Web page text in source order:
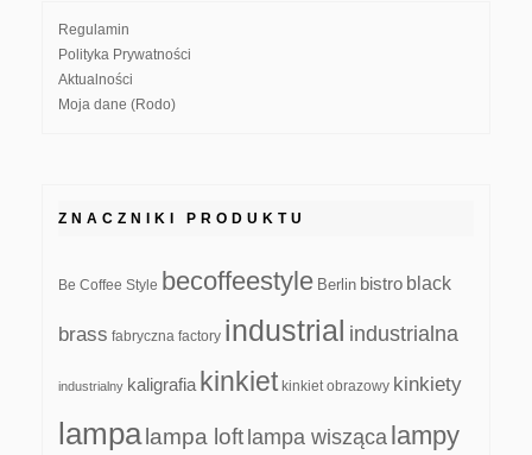
Regulamin
Polityka Prywatności
Aktualności
Moja dane (Rodo)
ZNACZNIKI PRODUKTU
Be Coffee Style becoffeestyle Berlin bistro black
brass fabryczna factory industrial industrialna
industrialny kaligrafia kinkiet kinkiet obrazowy kinkiety
lampa lampa loft lampa wisząca lampy